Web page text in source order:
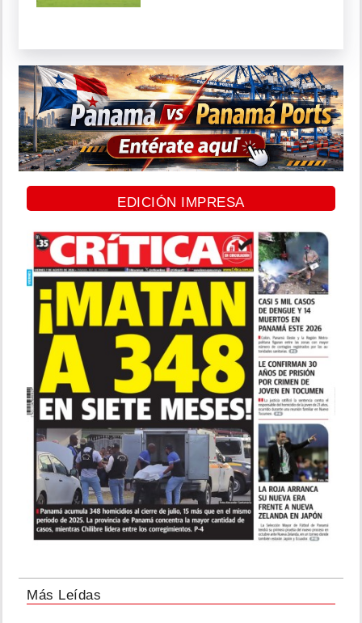
EDICIÓN IMPRESA
Más Leídas